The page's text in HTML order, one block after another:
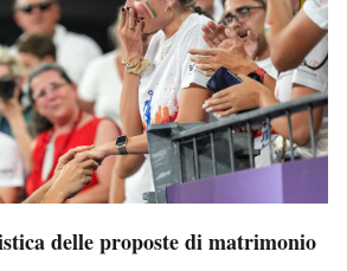
delle proposte di matrimonio